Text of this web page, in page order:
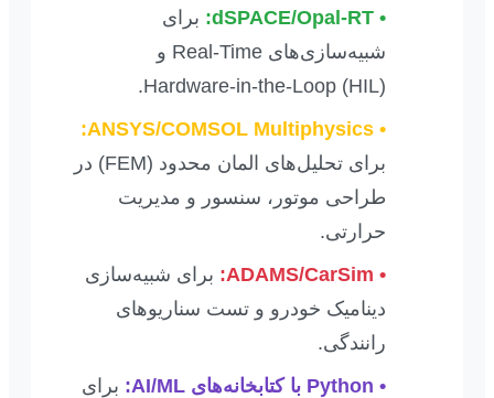
• dSPACE/Opal-RT:
برای
شبیه‌سازی‌های Real-Time و
Hardware-in-the-Loop (HIL).
• ANSYS/COMSOL Multiphysics:
برای تحلیل‌های المان محدود (FEM) در
طراحی موتور، سنسور و مدیریت
حرارتی.
• ADAMS/CarSim:
برای شبیه‌سازی
دینامیک خودرو و تست سناریوهای
رانندگی.
• Python با کتابخانه‌های AI/ML:
برای